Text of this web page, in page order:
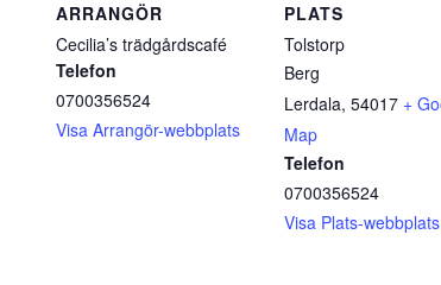
ARRANGÖR
Cecilia’s trädgårdscafé
Telefon
0700356524
Visa Arrangör-webbplats
PLATS
Tolstorp
Berg
Lerdala, 54017 +
Map
Telefon
0700356524
Visa Plats-webbplats